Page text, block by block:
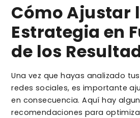
Cómo Ajustar
Estrategia en
de los
Una vez que hayas analizado
redes sociales, es importante
en consecuencia. Aquí hay
recomendaciones para